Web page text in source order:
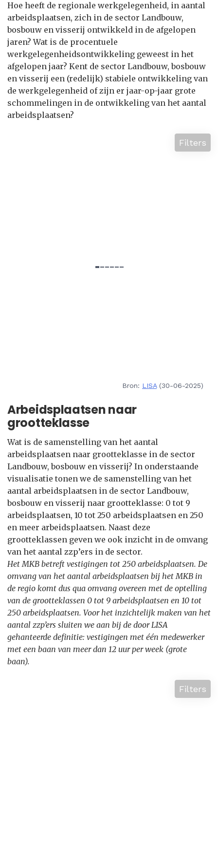
Hoe heeft de regionale werkgelegenheid, in aantal
arbeidsplaatsen, zich in de sector Landbouw,
bosbouw en visserij ontwikkeld in de afgelopen
jaren? Wat is de procentuele
werkgelegenheidsontwikkeling geweest in het
afgelopen jaar? Kent de sector Landbouw, bosbouw
en visserij een (redelijk) stabiele ontwikkeling van
de werkgelegenheid of zijn er jaar-op-jaar grote
schommelingen in de ontwikkeling van het aantal
arbeidsplaatsen?
Filters
Bron: LISA(30-06-2025)
Arbeidsplaatsen naar
grootteklasse
Wat is de samenstelling van het aantal
arbeidsplaatsen naar grootteklasse in de sector
Landbouw, bosbouw en visserij? In onderstaande
visualisatie tonen we de samenstelling van het
aantal arbeidsplaatsen in de sector Landbouw,
bosbouw en visserij naar grootteklasse: 0 tot 9
arbeidsplaatsen, 10 tot 250 arbeidsplaatsen en 250
en meer arbeidsplaatsen. Naast deze
grootteklassen geven we ook inzicht in de omvang
van het aantal zzp’ers in de sector.
Het MKB betreft vestigingen tot 250 arbeidsplaatsen. De
omvang van het aantal arbeidsplaatsen bij het MKB in
de regio komt dus qua omvang overeen met de optelling
van de grootteklassen 0 tot 9 arbeidsplaatsen en 10 tot
250 arbeidsplaatsen. Voor het inzichtelijk maken van het
aantal zzp’ers sluiten we aan bij de door LISA
gehanteerde definitie: vestigingen met één medewerker
met een baan van meer dan 12 uur per week (grote
baan).
Filters